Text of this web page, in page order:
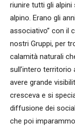
riunire tutti gli
alpino. Erano gli
associativo” con il
nostri Gruppi, per
calamità naturali
sull’intero territorio
avere grande
cresceva e si
diffusione dei
che poi